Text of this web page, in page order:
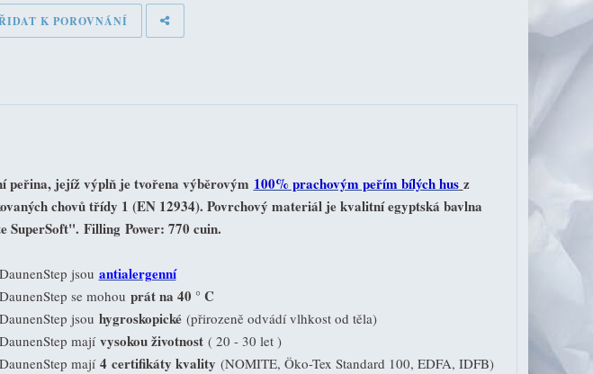
K POROVNÁNÍ
peřina, jejíž výplň je tvořena výběrovým 100% prachovým peřím bílých hus z
chovů třídy 1 (EN 12934). Povrchový materiál je kvalitní egyptská bavlna
SuperSoft". Filling Power: 770 cuin.
jsou antialergenní
se mohou prát na 40 ° C
jsou hygroskopické(přirozeně odvádí vlhkost od těla)
majívysokou životnost ( 20 - 30 let )
mají 4 certifikáty kvality (NOMITE, Öko-Tex Standard 100, EDFA, IDFB)